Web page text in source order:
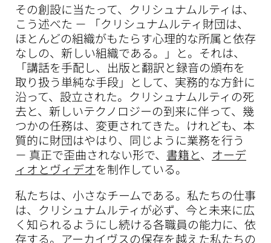
その創設に当たって、クリシュナムルティは、
こう述べた － 「クリシュナムルティ財団は、
ほとんどの組織がもたらす心理的な所属と依存
なしの、新しい組織である。」と。それは、
「講話を手配し、出版と翻訳と録音の頒布を
取り扱う単純な手段」として、実務的な方針に
沿って、設立された。クリシュナムルティの死
去と、新しいテクノロジーの到来に伴って、幾
つかの任務は、変更されてきた。けれども、本
質的に財団はやはり、同じように業務を行う
－ 真正で歪曲されない形で、 書籍と、 オーデ
ィオとヴィデオを制作している。
私たちは、小さなチームである。私たちの仕事
は、クリシュナムルティが必ず、今と未来に広
く知られるようにし続ける各職員の能力に、依
存する。アーカイヴスの保存を越えた私たちの